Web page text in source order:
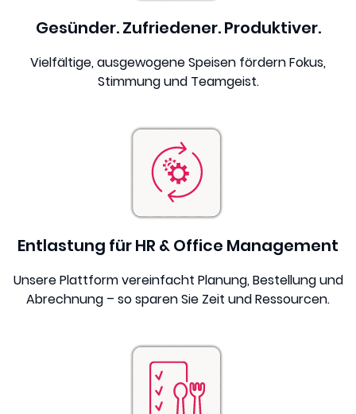
Gesünder. Zufriedener. Produktiver.
Vielfältige, ausgewogene Speisen fördern Fokus,
Stimmung und Teamgeist.
Entlastung für HR & Office Management
Unsere Plattform vereinfacht Planung, Bestellung und
Abrechnung – so sparen Sie Zeit und Ressourcen.